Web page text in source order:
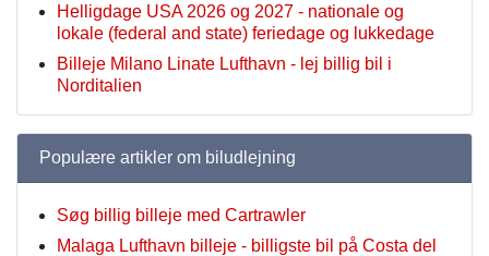
Helligdage USA 2026 og 2027 - nationale og
lokale (federal and state) feriedage og lukkedage
Billeje Milano Linate Lufthavn - lej billig bil i
Norditalien
Populære artikler om biludlejning
Søg billig billeje med Cartrawler
Malaga Lufthavn billeje - billigste bil på Costa del